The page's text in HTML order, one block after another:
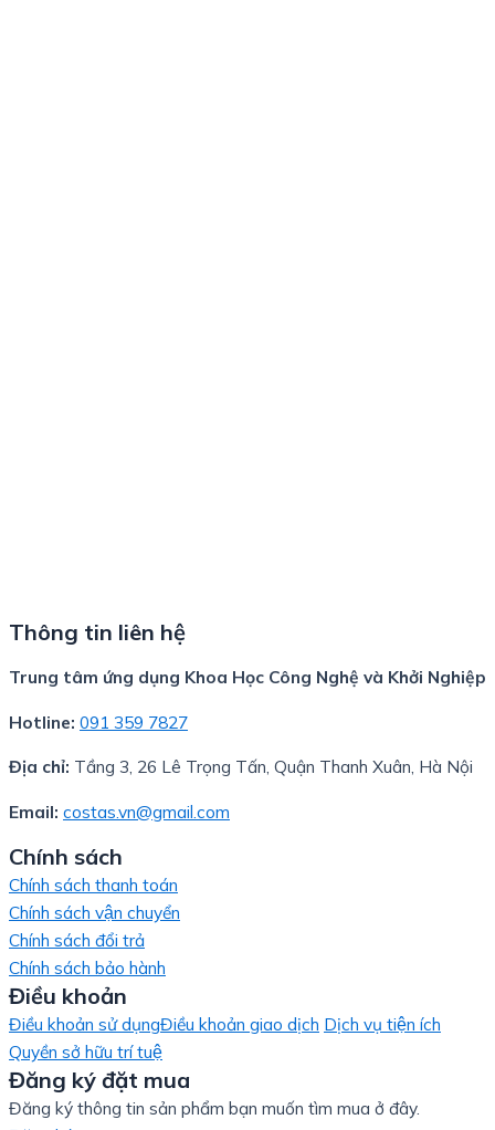
Thông tin liên hệ
Trung tâm ứng dụng Khoa Học Công Nghệ và Khởi Nghiệp
Hotline: 091 359 7827
Địa chỉ: Tầng 3, 26 Lê Trọng Tấn, Quận Thanh Xuân, Hà Nội
Email: costas.vn@gmail.com
Chính sách
Chính sách thanh toán
Chính sách vận chuyển
Chính sách đổi trả
Chính sách bảo hành
Điều khoản
Điều khoản sử dụngĐiều khoản giao dịch Dịch vụ tiện ích
Quyền sở hữu trí tuệ
Đăng ký đặt mua
Đăng ký thông tin sản phẩm bạn muốn tìm mua ở đây.